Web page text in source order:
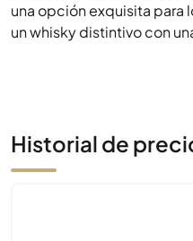
una opción exquisita para
un whisky distintivo con
Historial de